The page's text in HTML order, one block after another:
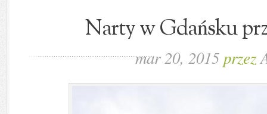
Narty w Gdańsku
mar 20, 2015 przez